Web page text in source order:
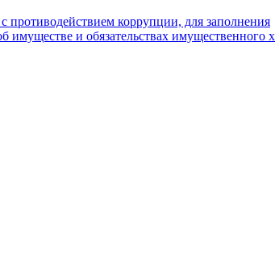
коррупции, для заполнения
имуществе и обязательствах имущественного